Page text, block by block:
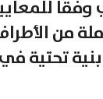
من
تحتية